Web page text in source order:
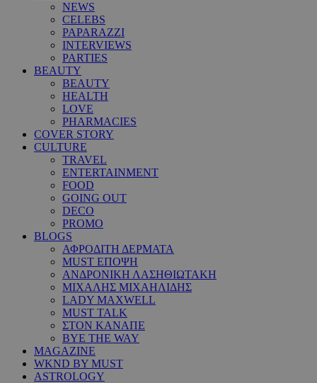
NEWS
CELEBS
PAPARAZZI
INTERVIEWS
PARTIES
BEAUTY
BEAUTY
HEALTH
LOVE
PHARMACIES
COVER STORY
CULTURE
TRAVEL
ENTERTAINMENT
FOOD
GOING OUT
DECO
PROMO
BLOGS
ΑΦΡΟΔΙΤΗ ΔΕΡΜΑΤΑ
MUST ΕΠΟΨΗ
ΑΝΔΡΟΝΙΚΗ ΛΑΣΗΘΙΩΤΑΚΗ
ΜΙΧΑΛΗΣ ΜΙΧΑΗΛΙΔΗΣ
LADY MAXWELL
MUST TALK
ΣΤΟΝ ΚΑΝΑΠΕ
BYE THE WAY
MAGAZINE
WKND BY MUST
ASTROLOGY